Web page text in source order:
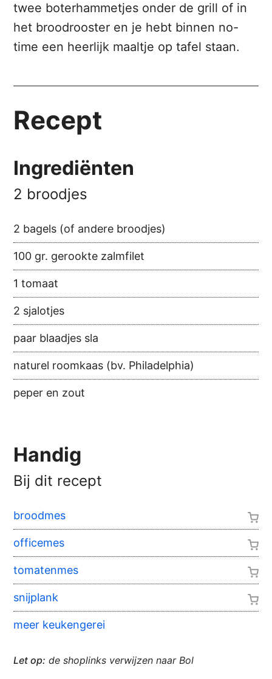
twee boterhammetjes onder de grill of in
het broodrooster en je hebt binnen no-
time een heerlijk maaltje op tafel staan.
Recept
Ingrediënten
2 broodjes
2 bagels (of andere broodjes)
100 gr. gerookte zalmfilet
1 tomaat
2 sjalotjes
paar blaadjes sla
naturel roomkaas (bv. Philadelphia)
peper en zout
Handig
Bij dit recept
broodmes
officemes
tomatenmes
snijplank
meer keukengerei
Let op: de shoplinks verwijzen naar Bol